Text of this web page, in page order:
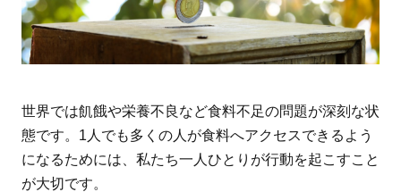
世界では飢餓や栄養不良など食料不足の問題が深刻な状
態です。1人でも多くの人が食料へアクセスできるよう
になるためには、私たち一人ひとりが行動を起こすこと
が大切です。